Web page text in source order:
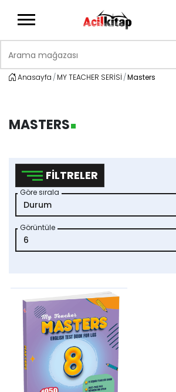
Anasayfa MY TEACHER SERİSİ Masters
MASTERS
FILTRELER
Göre sırala
Görüntüle